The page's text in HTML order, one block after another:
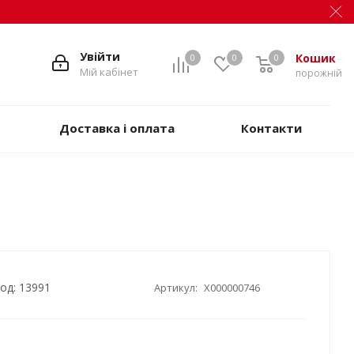
0 0 Кошик
порожній
0
Увійти
Мій кабінет
Доставка і оплата Контакти
13991 Артикул: X000000746